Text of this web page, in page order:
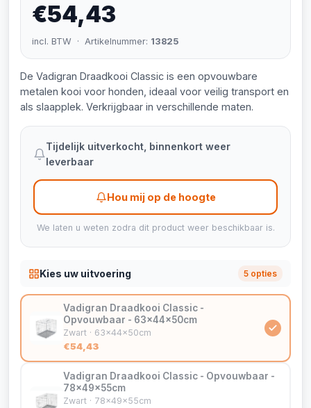
€54,43
incl. BTW · Artikelnummer: 13825
De Vadigran Draadkooi Classic is een opvouwbare
metalen kooi voor honden, ideaal voor veilig transport en
als slaapplek. Verkrijgbaar in verschillende maten.
Tijdelijk uitverkocht, binnenkort weer
leverbaar
Hou mij op de hoogte
We laten u weten zodra dit product weer beschikbaar is.
Kies uw uitvoering 5 opties
Vadigran Draadkooi Classic -
Opvouwbaar - 63x44x50cm
Zwart · 63x44x50cm
€54,43
Vadigran Draadkooi Classic - Opvouwbaar -
78x49x55cm
Zwart · 78x49x55cm